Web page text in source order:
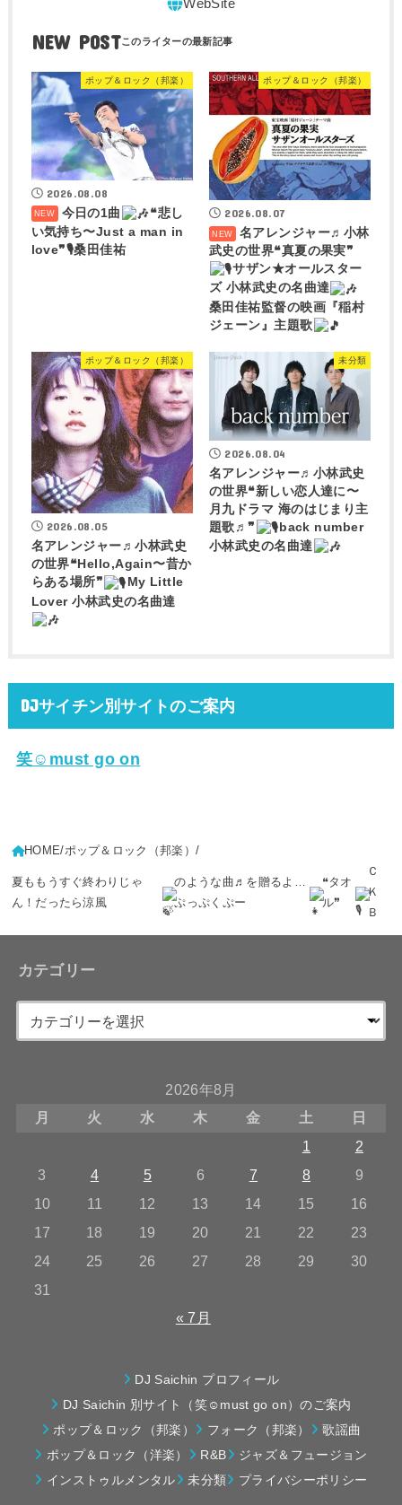
NEW POST
ポップ＆ロック（邦楽）
2026.08.08
今日の1曲
❝悲し
い気持ち〜Just a man in
love❞🎙桑田佳祐
ポップ＆ロック（邦楽）
2026.08.07
名アレンジャー♬ 小林
武史の世界❝真夏の果実❞
サザン★オールスター
ズ 小林武史の名曲達
桑田佳祐監督の映画『稲村
ジェーン』主題歌
ポップ＆ロック（邦楽）
2026.08.05
名アレンジャー♬小林武史
の世界❝Hello,Again〜昔か
らある場所❞
My Little
Lover 小林武史の名曲達
未分類
2026.08.04
名アレンジャー♬ 小林武史
の世界❝新しい恋人達に〜
月九ドラマ 海のはじまり主
題歌♬❞
back number
小林武史の名曲達
DJサイチン別サイトのご案内
笑☺must go on
HOME ポップ＆ロック（邦楽）
夏ももうすぐ終わりじゃ
ん！だったら涼風
のような曲♬を贈るよ…
ぷっぷくぷー
❝タオ
ル❞
Ｃ
Ｋ
Ｂ
カテゴリー
2026年8月
月
火 水 木 金 土
日
1
2
3
4 5 6 7 8
9
10
11 12 13 14 15
16
17
18 19 20 21 22
23
24
25 26 27 28 29
30
31
« 7月
DJ Saichin プロフィール
DJ Saichin 別サイト（笑☺must go on）のご案内
ポップ＆ロック（邦楽）
フォーク（邦楽）
歌謡曲
ポップ＆ロック（洋楽）
R&B
ジャズ＆フュージョン
インストゥルメンタル
未分類 プライバシーポリシー